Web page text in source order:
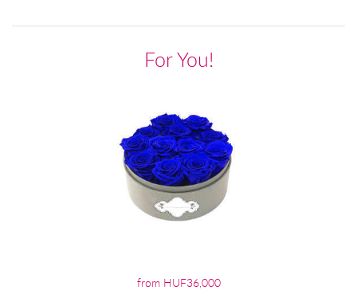
For You!
from HUF36,000